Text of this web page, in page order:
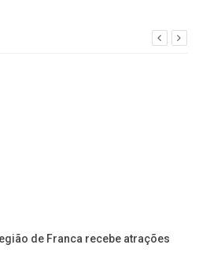
de Franca recebe atrações